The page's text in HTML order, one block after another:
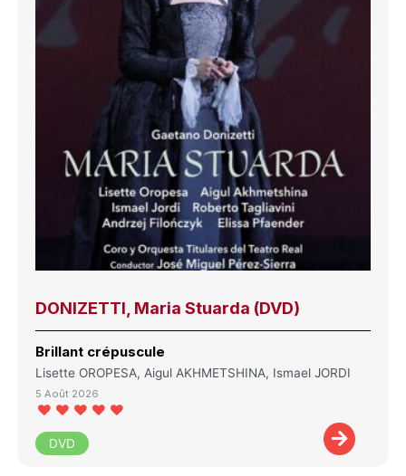
DONIZETTI, Maria Stuarda (DVD)
Brillant crépuscule
Lisette OROPESA, Aigul AKHMETSHINA, Ismael JORDI
5 Août 2026
DVD